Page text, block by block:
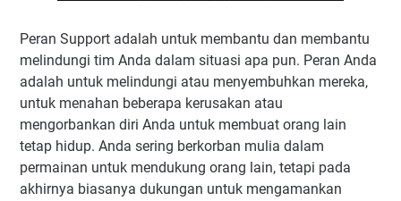
Peran Support adalah untuk membantu dan membantu
melindungi tim Anda dalam situasi apa pun. Peran Anda
adalah untuk melindungi atau menyembuhkan mereka,
untuk menahan beberapa kerusakan atau
mengorbankan diri Anda untuk membuat orang lain
tetap hidup. Anda sering berkorban mulia dalam
permainan untuk mendukung orang lain, tetapi pada
akhirnya biasanya dukungan untuk mengamankan